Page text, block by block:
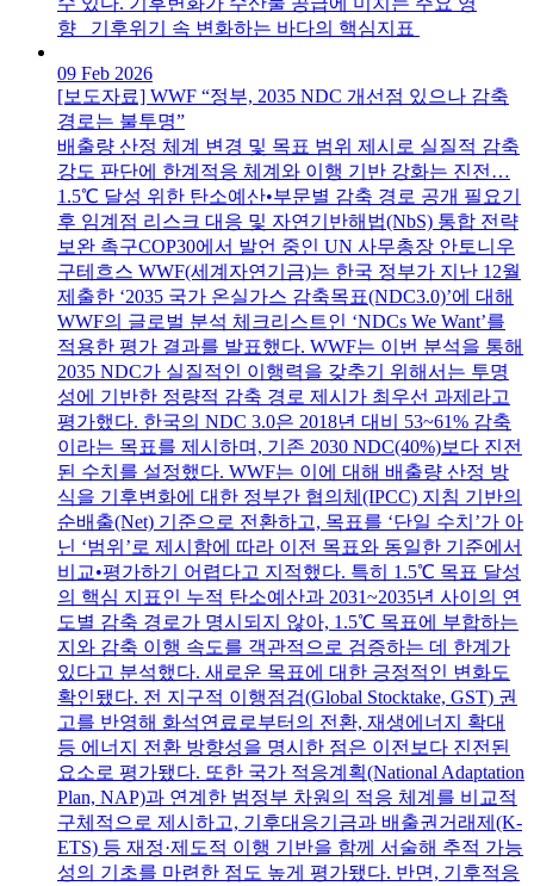
향 기후위기 속 변화하는 바다의 핵심지표
09 Feb 2026
[보도자료] WWF “정부, 2035 NDC 개선점 있으나 감축
경로는 불투명”
배출량 산정 체계 변경 및 목표 범위 제시로 실질적 감축
강도 판단에 한계적응 체계와 이행 기반 강화는 진전…
1.5℃ 달성 위한 탄소예산•부문별 감축 경로 공개 필요기
후 임계점 리스크 대응 및 자연기반해법(NbS) 통합 전략
보완 촉구COP30에서 발언 중인 UN 사무총장 안토니우
구테흐스 WWF(세계자연기금)는 한국 정부가 지난 12월
제출한 ‘2035 국가 온실가스 감축목표(NDC3.0)’에 대해
WWF의 글로벌 분석 체크리스트인 ‘NDCs We Want’를
적용한 평가 결과를 발표했다. WWF는 이번 분석을 통해
2035 NDC가 실질적인 이행력을 갖추기 위해서는 투명
성에 기반한 정량적 감축 경로 제시가 최우선 과제라고
평가했다. 한국의 NDC 3.0은 2018년 대비 53~61% 감축
이라는 목표를 제시하며, 기존 2030 NDC(40%)보다 진전
된 수치를 설정했다. WWF는 이에 대해 배출량 산정 방
식을 기후변화에 대한 정부간 협의체(IPCC) 지침 기반의
순배출(Net) 기준으로 전환하고, 목표를 ‘단일 수치’가 아
닌 ‘범위’로 제시함에 따라 이전 목표와 동일한 기준에서
비교•평가하기 어렵다고 지적했다. 특히 1.5℃ 목표 달성
의 핵심 지표인 누적 탄소예산과 2031~2035년 사이의 연
도별 감축 경로가 명시되지 않아, 1.5℃ 목표에 부합하는
지와 감축 이행 속도를 객관적으로 검증하는 데 한계가
있다고 분석했다. 새로운 목표에 대한 긍정적인 변화도
확인됐다. 전 지구적 이행점검(Global Stocktake, GST) 권
고를 반영해 화석연료로부터의 전환, 재생에너지 확대
등 에너지 전환 방향성을 명시한 점은 이전보다 진전된
요소로 평가됐다. 또한 국가 적응계획(National Adaptation
Plan, NAP)과 연계한 범정부 차원의 적응 체계를 비교적
구체적으로 제시하고, 기후대응기금과 배출권거래제(K-
ETS) 등 재정·제도적 이행 기반을 함께 서술해 추적 가능
성의 기초를 마련한 점도 높게 평가됐다. 반면, 기후적응